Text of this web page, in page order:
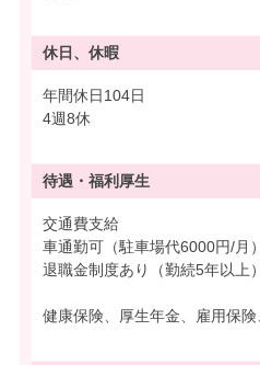
休日、休暇
年間休日104日
4週8休
待遇・ 福利厚生
交通費支給
車通勤可（駐車場代6000円/月）
退職金制度あり（勤続5年以上）
健康保険、厚生年金、雇用保